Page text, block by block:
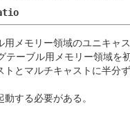
メモリー領域のユニキャ
ーブル用メモリー領域を
とマルチキャストに半分
する必要がある。